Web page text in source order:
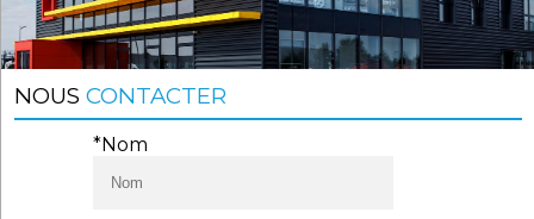
NOUSCONTACTER
*Nom